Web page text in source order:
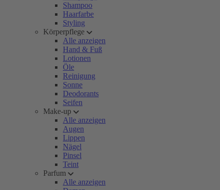
Shampoo
Haarfarbe
Styling
Körperpflege
Alle anzeigen
Hand & Fuß
Lotionen
Öle
Reinigung
Sonne
Deodorants
Seifen
Make-up
Alle anzeigen
Augen
Lippen
Nägel
Pinsel
Teint
Parfum
Alle anzeigen